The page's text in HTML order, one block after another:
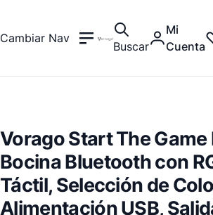
Cambiar Nav
Buscar
Mi
Cuenta
Vorago Start The
Bocina Bluetooth con
Táctil, Selección de
Alimentación USB,